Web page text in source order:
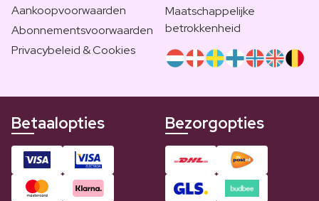
Aankoopvoorwaarden
Abonnementsvoorwaarden
Privacybeleid & Cookies
Maatschappelijke
betrokkenheid
Betaalopties Bezorgopties